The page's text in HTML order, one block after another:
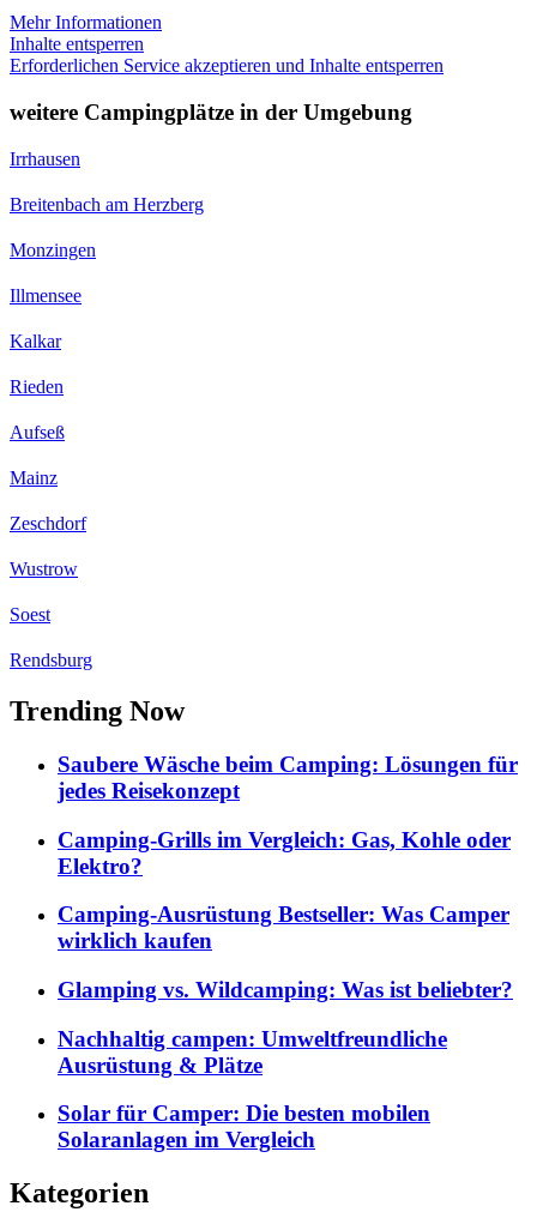
Mehr Informationen
Inhalte entsperren
Erforderlichen Service akzeptieren und Inhalte entsperren
weitere Campingplätze in der Umgebung
Irrhausen
Breitenbach am Herzberg
Monzingen
Illmensee
Kalkar
Rieden
Aufseß
Mainz
Zeschdorf
Wustrow
Soest
Rendsburg
Trending Now
Saubere Wäsche beim Camping: Lösungen für
jedes Reisekonzept
Camping-Grills im Vergleich: Gas, Kohle oder
Elektro?
Camping-Ausrüstung Bestseller: Was Camper
wirklich kaufen
Glamping vs. Wildcamping: Was ist beliebter?
Nachhaltig campen: Umweltfreundliche
Ausrüstung & Plätze
Solar für Camper: Die besten mobilen
Solaranlagen im Vergleich
Kategorien